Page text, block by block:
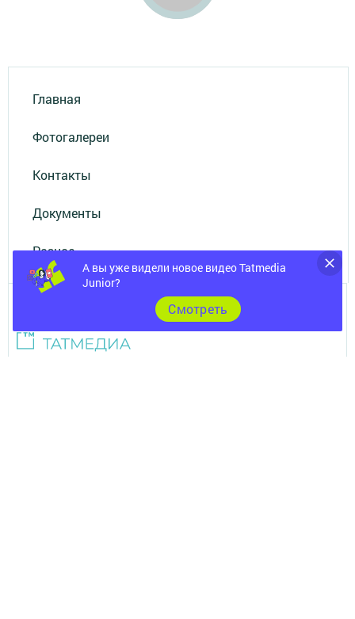
Главная
Фотогалереи
Контакты
Документы
Разное
А вы уже видели новое видео Tatmedia
Junior?
Cмотреть